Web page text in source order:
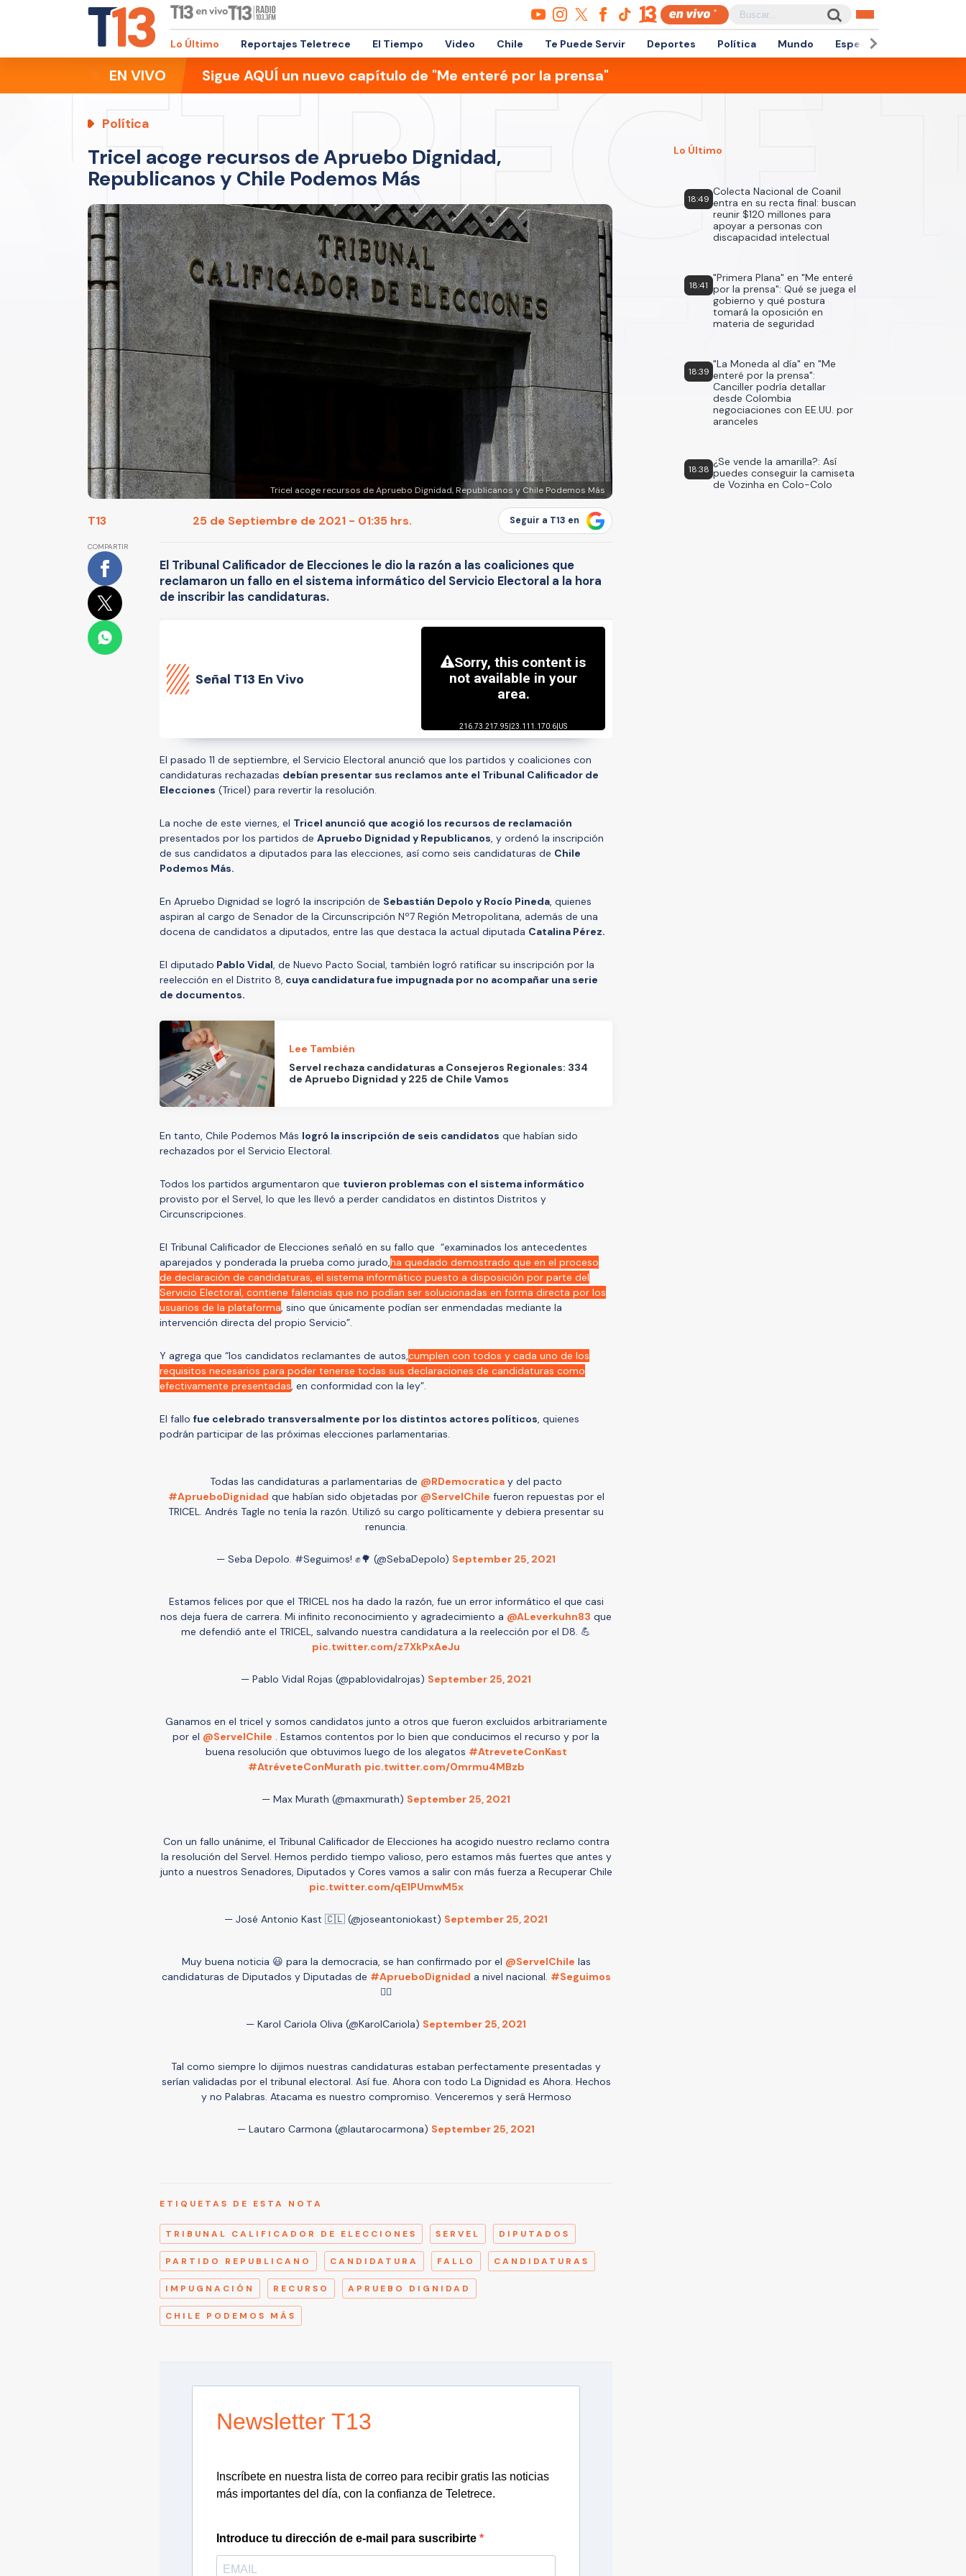
Lo Último Reportajes Teletrece El Tiempo Video Chile Te Puede Servir Deportes Política Mundo Espectáculos
EN VIVO Sigue AQUÍ un nuevo capítulo de "Me enteré por la prensa"
Política
Tricel acoge recursos de Apruebo Dignidad,
Republicanos y Chile Podemos Más
Tricel acoge recursos de Apruebo Dignidad, Republicanos y Chile Podemos Más
T13 25 de Septiembre de 2021 - 01:35 hrs. Seguir a T13 en
COMPARTIR
El Tribunal Calificador de Elecciones le dio la razón a las coaliciones que
reclamaron un fallo en el sistema informático del Servicio Electoral a la hora
de inscribir las candidaturas.
Señal T13 En Vivo
El pasado 11 de septiembre, el Servicio Electoral anunció que los partidos y coaliciones con
candidaturas rechazadas debían presentar sus reclamos ante el Tribunal Calificador de
Elecciones (Tricel) para revertir la resolución.
La noche de este viernes, el Tricel anunció que acogió los recursos de reclamación
presentados por los partidos de Apruebo Dignidad y Republicanos, y ordenó la inscripción
de sus candidatos a diputados para las elecciones, así como seis candidaturas de Chile
Podemos Más.
En Apruebo Dignidad se logró la inscripción de Sebastián Depolo y Rocío Pineda, quienes
aspiran al cargo de Senador de la Circunscripción Nº7 Región Metropolitana, además de una
docena de candidatos a diputados, entre las que destaca la actual diputada Catalina Pérez.
El diputado Pablo Vidal, de Nuevo Pacto Social, también logró ratificar su inscripción por la
reelección en el Distrito 8, cuya candidatura fue impugnada por no acompañar una serie
de documentos.
Lee También
Servel rechaza candidaturas a Consejeros Regionales: 334
de Apruebo Dignidad y 225 de Chile Vamos
En tanto, Chile Podemos Más logró la inscripción de seis candidatos que habían sido
rechazados por el Servicio Electoral.
Todos los partidos argumentaron que tuvieron problemas con el sistema informático
provisto por el Servel, lo que les llevó a perder candidatos en distintos Distritos y
Circunscripciones.
El Tribunal Calificador de Elecciones señaló en su fallo que “examinados los antecedentes
aparejados y ponderada la prueba como jurado,ha quedado demostrado que en el proceso
de declaración de candidaturas, el sistema informático puesto a disposición por parte del
Servicio Electoral, contiene falencias que no podían ser solucionadas en forma directa por los
usuarios de la plataforma, sino que únicamente podían ser enmendadas mediante la
intervención directa del propio Servicio”.
Y agrega que “los candidatos reclamantes de autos,cumplen con todos y cada uno de los
requisitos necesarios para poder tenerse todas sus declaraciones de candidaturas como
efectivamente presentadas, en conformidad con la ley”.
El fallo fue celebrado transversalmente por los distintos actores políticos, quienes
podrán participar de las próximas elecciones parlamentarias.
Todas las candidaturas a parlamentarias de @RDemocratica y del pacto
#AprueboDignidad que habían sido objetadas por @ServelChile fueron repuestas por el
TRICEL. Andrés Tagle no tenía la razón. Utilizó su cargo políticamente y debiera presentar su
renuncia.
— Seba Depolo. #Seguimos! ✊🌳 (@SebaDepolo) September 25, 2021
Estamos felices por que el TRICEL nos ha dado la razón, fue un error informático el que casi
nos deja fuera de carrera. Mi infinito reconocimiento y agradecimiento a @ALeverkuhn83 que
me defendió ante el TRICEL, salvando nuestra candidatura a la reelección por el D8. 💪
pic.twitter.com/z7XkPxAeJu
— Pablo Vidal Rojas (@pablovidalrojas) September 25, 2021
Ganamos en el tricel y somos candidatos junto a otros que fueron excluidos arbitrariamente
por el @ServelChile . Estamos contentos por lo bien que conducimos el recurso y por la
buena resolución que obtuvimos luego de los alegatos #AtreveteConKast
#AtréveteConMurath pic.twitter.com/0mrmu4MBzb
— Max Murath (@maxmurath) September 25, 2021
Con un fallo unánime, el Tribunal Calificador de Elecciones ha acogido nuestro reclamo contra
la resolución del Servel. Hemos perdido tiempo valioso, pero estamos más fuertes que antes y
junto a nuestros Senadores, Diputados y Cores vamos a salir con más fuerza a Recuperar Chile
pic.twitter.com/qE1PUmwM5x
— José Antonio Kast 🇨🇱 (@joseantoniokast) September 25, 2021
Muy buena noticia 😃 para la democracia, se han confirmado por el @ServelChile las
candidaturas de Diputados y Diputadas de #AprueboDignidad a nivel nacional. #Seguimos
✊🏼
— Karol Cariola Oliva (@KarolCariola) September 25, 2021
Tal como siempre lo dijimos nuestras candidaturas estaban perfectamente presentadas y
serían validadas por el tribunal electoral. Así fue. Ahora con todo La Dignidad es Ahora. Hechos
y no Palabras. Atacama es nuestro compromiso. Venceremos y será Hermoso
— Lautaro Carmona (@lautarocarmona) September 25, 2021
ETIQUETAS DE ESTA NOTA
TRIBUNAL CALIFICADOR DE ELECCIONES SERVEL DIPUTADOS
PARTIDO REPUBLICANO CANDIDATURA FALLO CANDIDATURAS
IMPUGNACIÓN RECURSO APRUEBO DIGNIDAD
CHILE PODEMOS MÁS
Newsletter T13
Inscríbete en nuestra lista de correo para recibir gratis las noticias
más importantes del día, con la confianza de Teletrece.
Introduce tu dirección de e-mail para suscribirte
Lo Último
18:49
Colecta Nacional de Coanil
entra en su recta final: buscan
reunir $120 millones para
apoyar a personas con
discapacidad intelectual
18:41
"Primera Plana" en "Me enteré
por la prensa": Qué se juega el
gobierno y qué postura
tomará la oposición en
materia de seguridad
18:39
"La Moneda al día" en "Me
enteré por la prensa":
Canciller podría detallar
desde Colombia
negociaciones con EE.UU. por
aranceles
18:38
¿Se vende la amarilla?: Así
puedes conseguir la camiseta
de Vozinha en Colo-Colo